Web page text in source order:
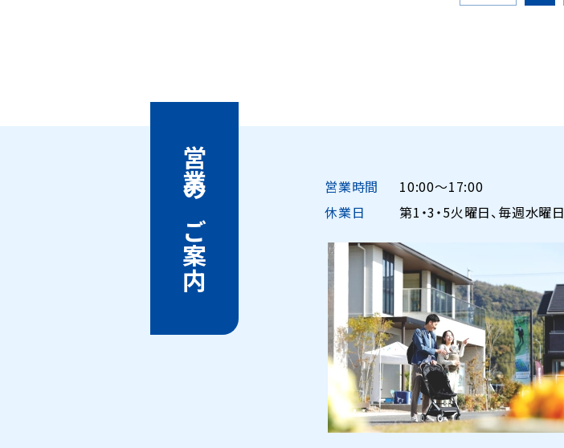
営業のご案内 営業時間
10:00〜17:00
休業日
第1・3・5火曜日、毎週水曜日